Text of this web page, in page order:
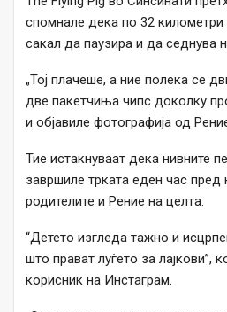
спомнале дека по 32 километри
сакал да паузира и да седнува
„Тој плачеше, а ние полека се
две пакетчиња чипс доколку
и објавиле фотографија од
Тие истакнуваат дека нивните
завршиле трката еден час пред
родителите и Рение на целта.
“Детето изгледа тажно и
што прават луѓето за лајкови”,
корисник на Инстаграм.